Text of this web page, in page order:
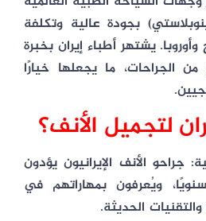
بجودة عالية وتكلفة
يشتهر أطباء إيران بخبرة
الجراحات، ما يجعلها خيارًا
لتجميل الأنف؟
: جراحو الأنف الإيرانيون يؤدون
ويُعرفون بمهاراتهم في
الحديثة.